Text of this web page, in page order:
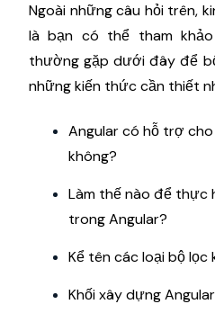
Ngoài những câu hỏi trên,
là bạn có thể tham
thường gặp dưới đây để
những kiến thức cần thiết
Angular có hỗ trợ
không?
​​Làm thế nào để thực
trong Angular?
Kể tên các loại bộ lọc
Khối xây dựng